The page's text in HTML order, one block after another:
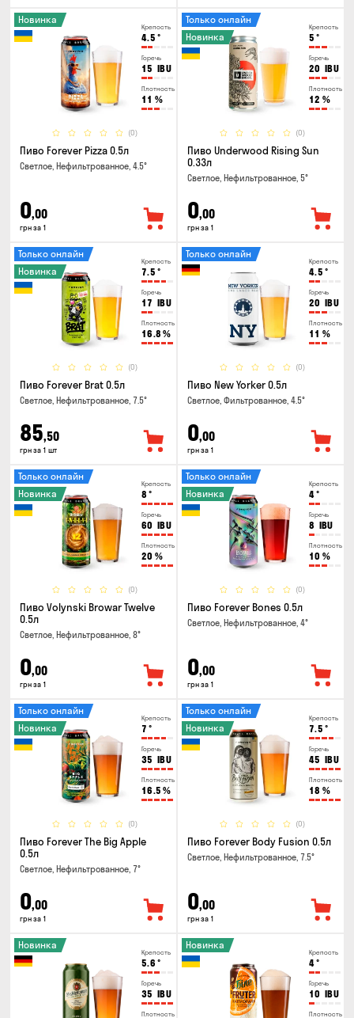
Крепость
4.5 °
Горечь
15 IBU
Плотность
11 %
(0)
Новинка
Пиво Forever Pizza 0.5л
Светлое, Нефильтрованное, 4.5°
0,00
грн за 1
Крепость
5 °
Горечь
20 IBU
Плотность
12 %
(0)
Только онлайн
Новинка
Пиво Underwood Rising Sun
0.33л
Светлое, Нефильтрованное, 5°
0,00
грн за 1
Крепость
7.5 °
Горечь
17 IBU
Плотность
16.8 %
(0)
Только онлайн
Новинка
Пиво Forever Brat 0.5л
Светлое, Нефильтрованное, 7.5°
85,50
грн за 1 шт
Крепость
4.5 °
Горечь
20 IBU
Плотность
11 %
(0)
Только онлайн
Пиво New Yorker 0.5л
Светлое, Фильтрованное, 4.5°
0,00
грн за 1
Крепость
8 °
Горечь
60 IBU
Плотность
20 %
(0)
Только онлайн
Новинка
Пиво Volynski Browar Twelve
0.5л
Светлое, Нефильтрованное, 8°
0,00
грн за 1
Крепость
4°
Горечь
8 IBU
Плотность
10 %
(0)
Только онлайн
Новинка
Пиво Forever Bones 0.5л
Светлое, Нефильтрованное, 4°
0,00
грн за 1
Крепость
7 °
Горечь
35 IBU
Плотность
16.5 %
(0)
Только онлайн
Новинка
Пиво Forever The Big Apple
0.5л
Светлое, Нефильтрованное, 7°
0,00
грн за 1
Крепость
7.5 °
Горечь
45 IBU
Плотность
18 %
(0)
Только онлайн
Новинка
Пиво Forever Body Fusion 0.5л
Светлое, Нефильтрованное, 7.5°
0,00
грн за 1
Крепость
5.6 °
Горечь
35 IBU
Плотность
Новинка
Крепость
4°
Горечь
10 IBU
Плотность
Новинка